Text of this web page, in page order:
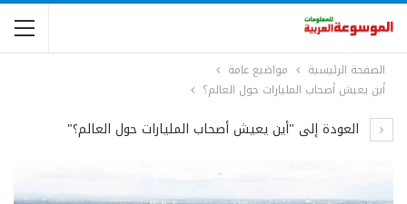
الصفحة الرئيسية
مواضيع عامة
أين يعيش أصحاب المليارات حول العالم؟
العودة إلى "أين يعيش أصحاب المليارات حول العالم؟"